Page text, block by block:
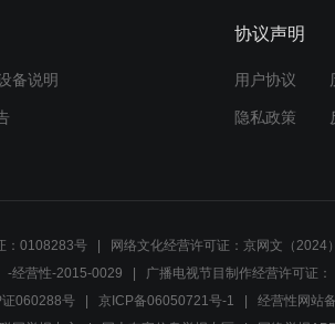
备说明
协议声明
用户协议
隐私政策
：0108283号 网络文化经营许可证：京网文（2024
-经营性-2015-0029
广播电视节目制作经营许可证
060288号 京ICP备06050721号-1 经营性网站